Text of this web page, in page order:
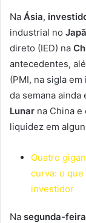
Na Ásia,
industrial no
direto (IED) na
antecedentes,
(PMI, na sigla
da semana ainda
Lunar na China e
liquidez em
Quatro
curva: o
investidor
Na segunda-